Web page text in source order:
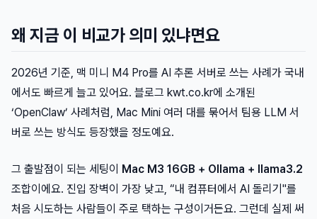
왜 지금 이 비교가 의미 있냐면요
2026년 기준, 맥 미니 M4 Pro를 AI 추론 서버로 쓰는 사례가 국내
에서도 빠르게 늘고 있어요. 블로그 kwt.co.kr에 소개된
‘OpenClaw’ 사례처럼, Mac Mini 여러 대를 묶어서 팀용 LLM 서
버로 쓰는 방식도 등장했을 정도예요.
그 출발점이 되는 세팅이 Mac M3 16GB + Ollama + llama3.2
조합이에요. 진입 장벽이 가장 낮고, “내 컴퓨터에서 AI 돌리기"를
처음 시도하는 사람들이 주로 택하는 구성이거든요. 그런데 실제 써